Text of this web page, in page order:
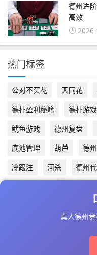
德州进
高效
热门标签
公对不买花 天同花
德扑盈利秘籍
德扑游
鱿鱼游戏
德州复盘
底池管理
葫芦 德
冷跟注
河杀 德州
真人德州